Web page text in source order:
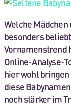
Welche
besonders
Vornamenstrend
Online-Analyse-
hier wohl
diese
noch stärker im